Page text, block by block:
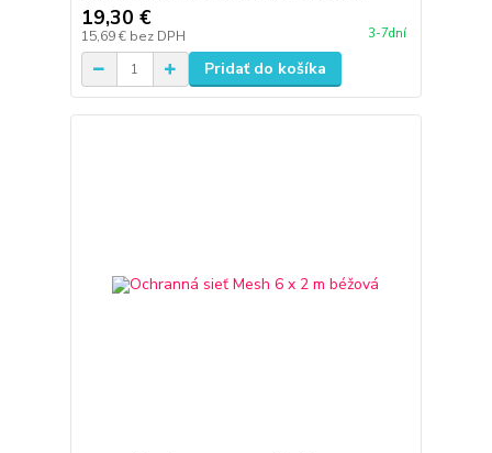
19,30 €
15,69 € bez DPH 3-7dní
Pridať do košíka